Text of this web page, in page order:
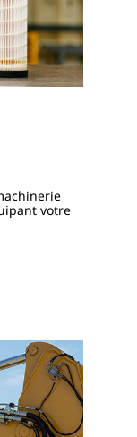
votre